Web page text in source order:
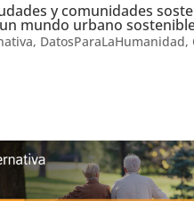
y comunidades
mundo urbano
, DatosParaLaHumanidad,